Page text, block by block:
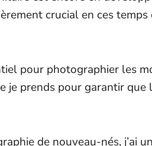
crucial en ces
pour photographier les
prends pour garantir que
de nouveau-nés, j’ai